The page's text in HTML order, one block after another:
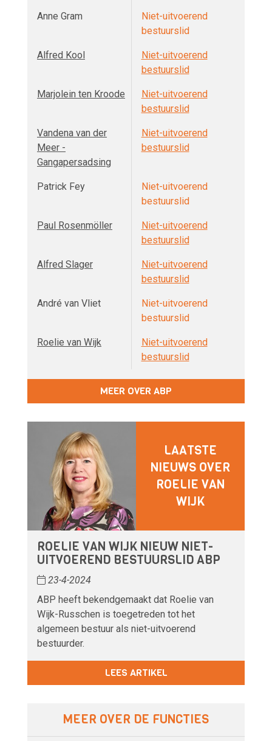
Anne Gram
Niet-uitvoerend
bestuurslid
Alfred Kool
Niet-uitvoerend
bestuurslid
Marjolein ten Kroode
Niet-uitvoerend
bestuurslid
Vandena van der
Meer -
Gangapersadsing
Niet-uitvoerend
bestuurslid
Patrick Fey
Niet-uitvoerend
bestuurslid
Paul Rosenmöller
Niet-uitvoerend
bestuurslid
Alfred Slager
Niet-uitvoerend
bestuurslid
André van Vliet
Niet-uitvoerend
bestuurslid
Roelie van Wijk
Niet-uitvoerend
bestuurslid
MEER OVER ABP
LAATSTE
NIEUWS OVER
ROELIE VAN
WIJK
ROELIE VAN WIJK NIEUW NIET-
UITVOEREND BESTUURSLID ABP
23-4-2024
ABP heeft bekendgemaakt dat Roelie van
Wijk-Russchen is toegetreden tot het
algemeen bestuur als niet-uitvoerend
bestuurder.
LEES ARTIKEL
MEER OVER DE FUNCTIES